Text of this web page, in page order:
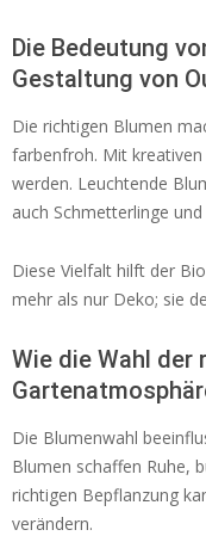
Die Bedeutung
Gestaltung von
Die richtigen Blumen
farbenfroh. Mit
werden. Leuchtende
auch Schmetterlinge und
Diese Vielfalt hilft der
mehr als nur Deko; sie
Wie die Wahl der
Die Blumenwahl
Blumen schaffen Ruhe,
richtigen Bepflanzung
verändern.